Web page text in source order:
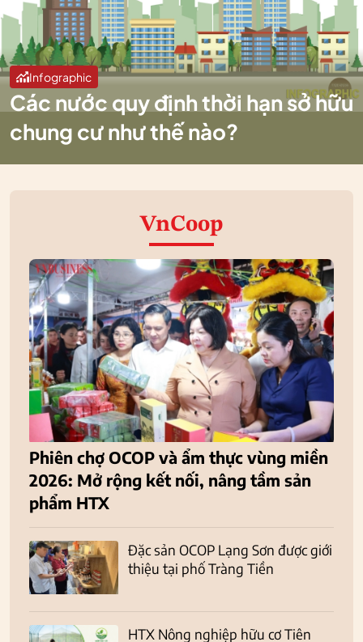
Infographic
Các nước quy định thời hạn sở hữu
chung cư như thế nào?
VnCoop
Phiên chợ OCOP và ẩm thực vùng miền
2026: Mở rộng kết nối, nâng tầm sản
phẩm HTX
Đặc sản OCOP Lạng Sơn được giới
thiệu tại phố Tràng Tiền
HTX Nông nghiệp hữu cơ Tiên